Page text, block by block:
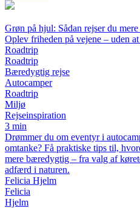
Grøn på hjul: Sådan rejser du
Oplev friheden på vejene – uden
Roadtrip
Roadtrip
Bæredygtig rejse
Autocamper
Roadtrip
Miljø
Rejseinspiration
3 min
Drømmer du om eventyr i
omtanke? Få praktiske tips til,
mere bæredygtig – fra valg af
adfærd i naturen.
Felicia Hjelm
Felicia
Hjelm